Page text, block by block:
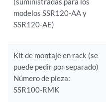
modelos SSR120-AA y
SSR120-AE)
Kit de montaje en rack (se
puede pedir por separado)
Número de pieza:
SSR100-RMK